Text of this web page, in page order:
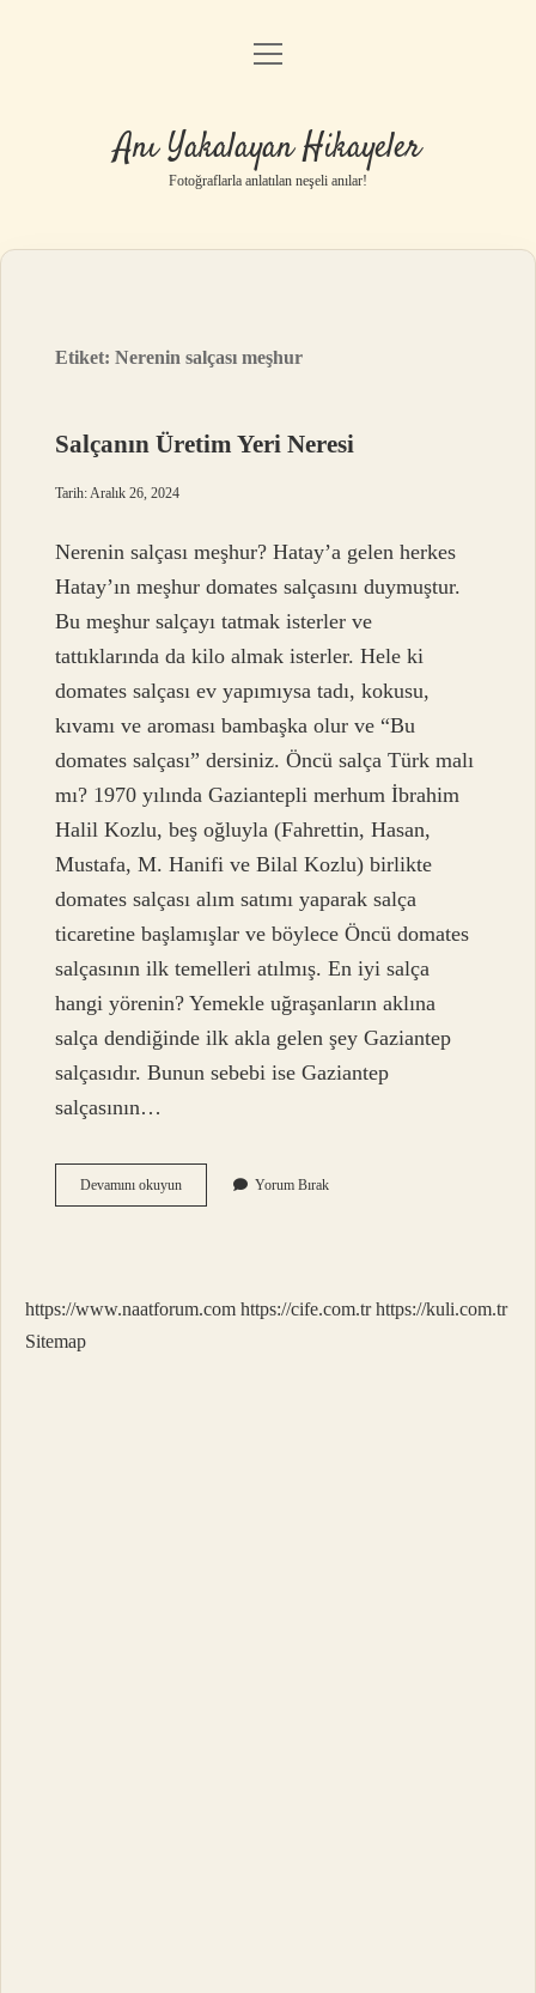
Anasayfa
Yasal Uyarı
menüyü
Anı Yakalayan Hikayeler
Fotoğraflarla anlatılan neşeli anılar!
Etiket:Nerenin salçası meşhur
Salçanın Üretim Yeri Neresi
Tarih: Aralık 26, 2024
Nerenin salçası meşhur? Hatay’a gelen herkes
Hatay’ın meşhur domates salçasını duymuştur.
Bu meşhur salçayı tatmak isterler ve
tattıklarında da kilo almak isterler. Hele ki
domates salçası ev yapımıysa tadı, kokusu,
kıvamı ve aroması bambaşka olur ve “Bu
domates salçası” dersiniz. Öncü salça Türk malı
mı? 1970 yılında Gaziantepli merhum İbrahim
Halil Kozlu, beş oğluyla (Fahrettin, Hasan,
Mustafa, M. Hanifi ve Bilal Kozlu) birlikte
domates salçası alım satımı yaparak salça
ticaretine başlamışlar ve böylece Öncü domates
salçasının ilk temelleri atılmış. En iyi salça
hangi yörenin? Yemekle uğraşanların aklına
salça dendiğinde ilk akla gelen şey Gaziantep
salçasıdır. Bunun sebebi ise Gaziantep
salçasının…
Devamını okuyunSalçanın
Üretim
Yorum Bırak
https://www.naatforum.com https://cife.com.tr https://kuli.com.tr
Sitemap